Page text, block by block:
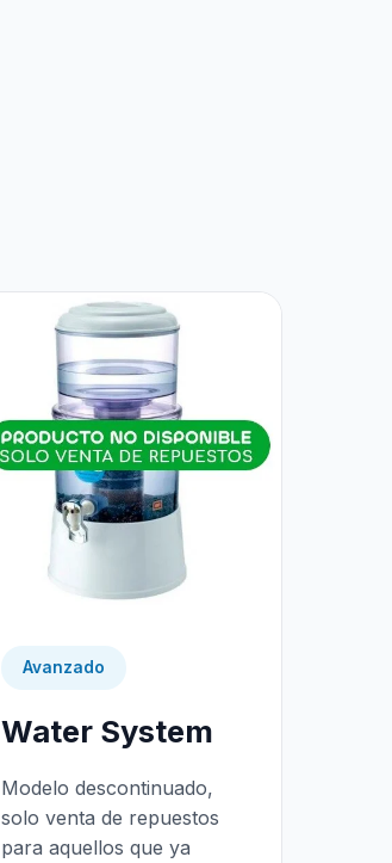
Avanzado
Water System
Modelo descontinuado,
solo venta de repuestos
para aquellos que ya